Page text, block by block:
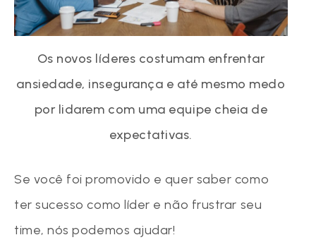
Os novos líderes costumam enfrentar
ansiedade, insegurança e até mesmo medo
por lidarem com uma equipe cheia de
expectativas.
Se você foi promovido e quer saber como
ter sucesso como líder e não frustrar seu
time, nós podemos ajudar!